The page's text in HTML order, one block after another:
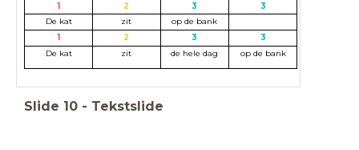
1 2 3
3
De kat
zit
op de bank
1
2 3
3
De kat
zit de hele dag op de bank
Slide 10 - Tekstslide